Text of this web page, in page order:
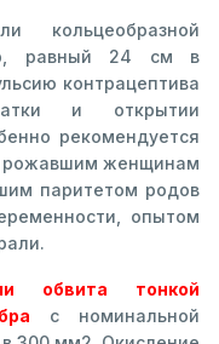
кольцеобразной
равный 24 см в
контрацептива
и открытии
рекомендуется
женщинам
паритетом родов
опытом
обвита тонкой
с номинальной